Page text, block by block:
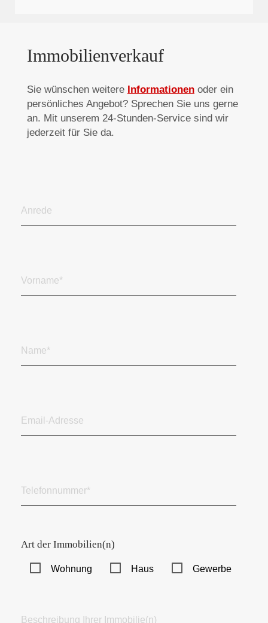
Immobilienverkauf
Sie wünschen weitere Informationen oder ein
persönliches Angebot? Sprechen Sie uns gerne
an. Mit unserem 24-Stunden-Service sind wir
jederzeit für Sie da.
Art der Immobilien(n)
Wohnung Haus Gewerbe